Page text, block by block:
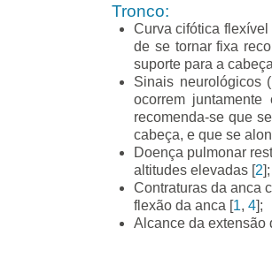
Tronco:
Curva cifótica
de se tornar fixa
suporte para a
Sinais neurológicos
ocorrem
recomenda-se que
cabeça, e que se
Doença pulmonar
altitudes elevadas [2];
Contraturas da anca
flexão da anca [1, 4];
Alcance da extensão